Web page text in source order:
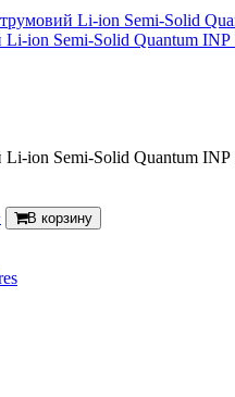
ion Semi-Solid Quantum
ion Semi-Solid Quantum
В корзину